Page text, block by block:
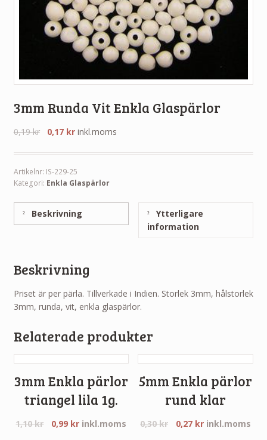
3mm Runda Vit Enkla Glaspärlor
0,19kr 0,17 kr inkl.moms
Artikelnr: IS-229-25
Kategori: Enkla Glaspärlor
Beskrivning
Ytterligare
information
Beskrivning
Priset är per pärla. Tillverkade i Indien. Storlek 3mm, hålstorlek
3mm, runda, vit, enkla glaspärlor.
Relaterade produkter
3mm Enkla pärlor
triangel lila 1g.
1,10kr 0,99 kr inkl.moms
5mm Enkla pärlor
rund klar
0,30kr 0,27 kr inkl.moms